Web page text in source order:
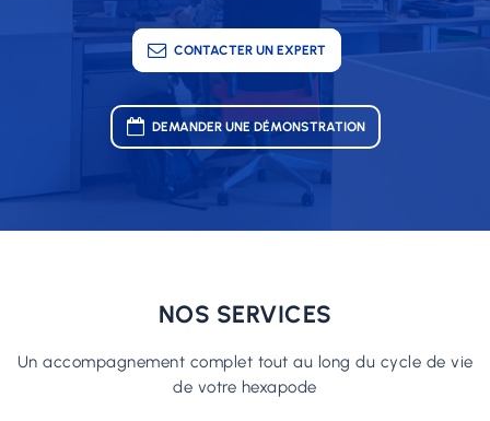
CONTACTER UN EXPERT
DEMANDER UNE DÉMONSTRATION
NOS SERVICES
Un accompagnement complet tout au long du cycle de vie
de votre hexapode